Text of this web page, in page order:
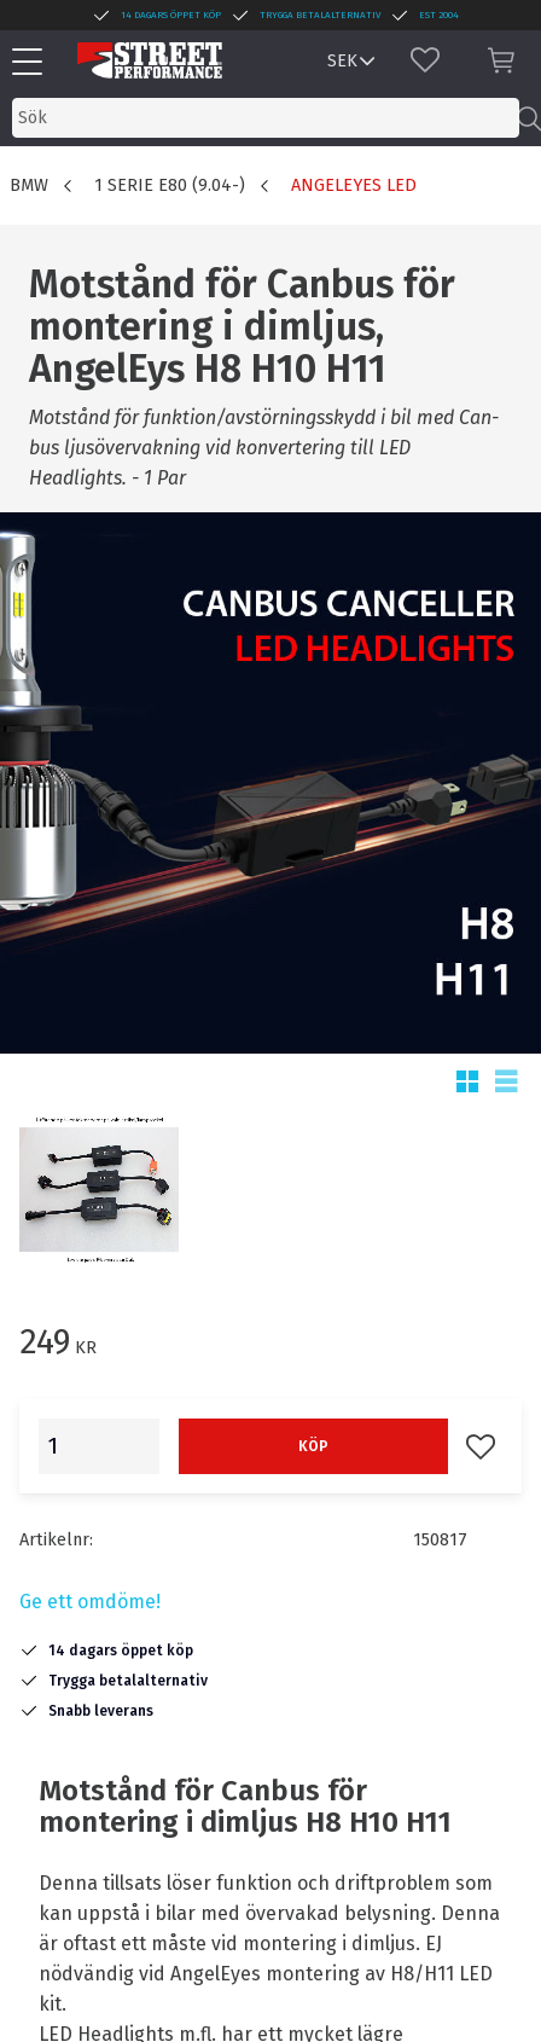
Meny
14 DAGARS ÖPPET KÖP TRYGGA BETALALTERNATIV EST 2004
FAVORITER
BMW 1 SERIE E80 (9.04-) ANGELEYES LED
Motstånd för Canbus för
montering i dimljus,
AngelEys H8 H10 H11
Motstånd för funktion/avstörningsskydd i bil med Can-
bus ljusövervakning vid konvertering till LED
Headlights. - 1 Par
249 KR
KÖP Lägg
Artikelnr 150817
Ge ett omdöme!
14 dagars öppet köp
Trygga betalalternativ
Snabb leverans
Motstånd för Canbus för
montering i dimljus H8 H10 H11
Denna tillsats löser funktion och driftproblem som
kan uppstå i bilar med övervakad belysning. Denna
är oftast ett måste vid montering i dimljus. EJ
nödvändig vid AngelEyes montering av H8/H11 LED
kit.
LED Headlights m.fl. har ett mycket lägre